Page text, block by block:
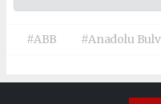
#ABB #Anadolu